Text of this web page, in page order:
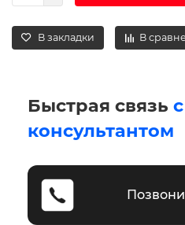
В закладки В
Быстрая связь с
консультантом